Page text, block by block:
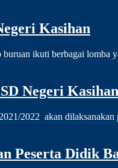
Kasihan
ikuti berbagai lomba
Negeri
2022 akan dilaksanakan
Peserta Didik